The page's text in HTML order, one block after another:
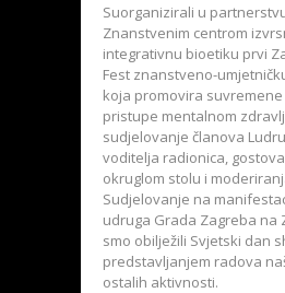
Suorganizirali u
Znanstvenim centrom
integrativnu bioetiku prvi
Fest znanstveno-
koja promovira
pristupe mentalnom
sudjelovanje članova
voditelja radionica,
okruglom stolu i
Sudjelovanje na
udruga Grada Zagreba na
smo obilježili Svjetski dan
predstavljanjem radova
ostalih aktivnosti.